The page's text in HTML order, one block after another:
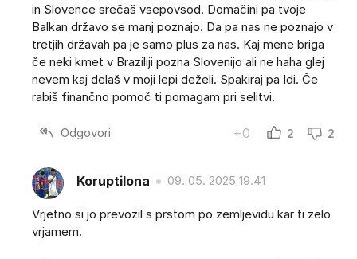
in Slovence srečaš vsepovsod. Domačini pa tvoje
Balkan državo se manj poznajo. Da pa nas ne poznajo v
tretjih državah pa je samo plus za nas. Kaj mene briga
če neki kmet v Braziliji pozna Slovenijo ali ne haha glej
nevem kaj delaš v moji lepi deželi. Spakiraj pa Idi. Če
rabiš finančno pomoč ti pomagam pri selitvi.
Odgovori +0 2 2
Koruptilona 09. 05. 2025 19.41
Vrjetno si jo prevozil s prstom po zemljevidu kar ti zelo
vrjamem.